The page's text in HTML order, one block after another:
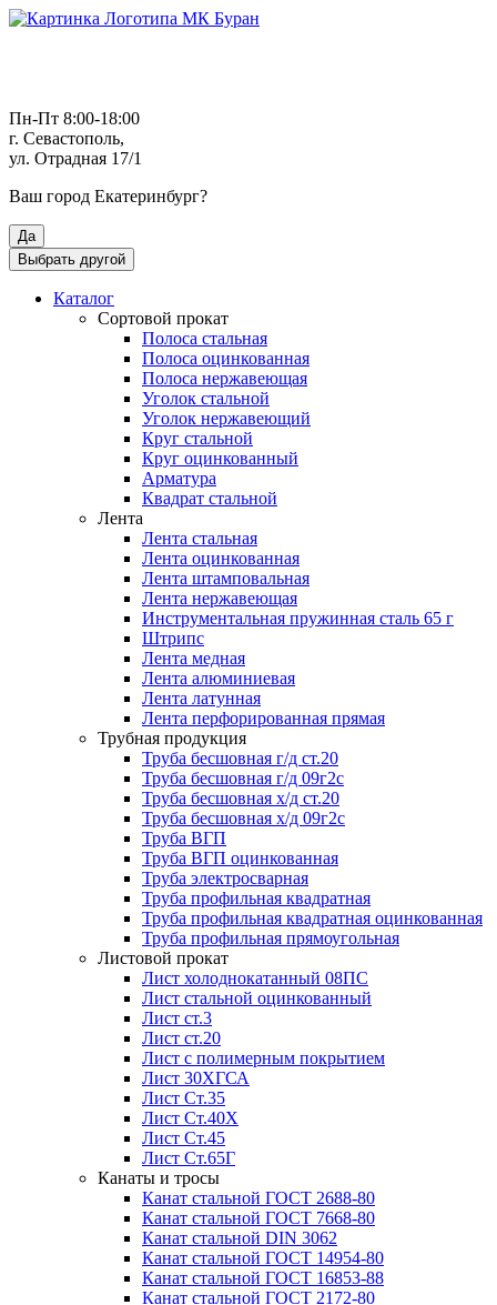
Пн-Пт 8:00-18:00
г. Севастополь,
ул. Отрадная 17/1
Ваш город Екатеринбург?
Да
Выбрать другой
Каталог
Сортовой прокат
Полоса стальная
Полоса оцинкованная
Полоса нержавеющая
Уголок стальной
Уголок нержавеющий
Круг стальной
Круг оцинкованный
Арматура
Квадрат стальной
Лента
Лента стальная
Лента оцинкованная
Лента штамповальная
Лента нержавеющая
Инструментальная пружинная сталь 65 г
Штрипс
Лента медная
Лента алюминиевая
Лента латунная
Лента перфорированная прямая
Трубная продукция
Труба бесшовная г/д ст.20
Труба бесшовная г/д 09г2с
Труба бесшовная х/д ст.20
Труба бесшовная х/д 09г2с
Труба ВГП
Труба ВГП оцинкованная
Труба электросварная
Труба профильная квадратная
Труба профильная квадратная оцинкованная
Труба профильная прямоугольная
Листовой прокат
Лист холоднокатанный 08ПС
Лист стальной оцинкованный
Лист ст.3
Лист ст.20
Лист с полимерным покрытием
Лист 30ХГСА
Лист Ст.35
Лист Ст.40Х
Лист Ст.45
Лист Ст.65Г
Канаты и тросы
Канат стальной ГОСТ 2688-80
Канат стальной ГОСТ 7668-80
Канат стальной DIN 3062
Канат стальной ГОСТ 14954-80
Канат стальной ГОСТ 16853-88
Канат стальной ГОСТ 2172-80